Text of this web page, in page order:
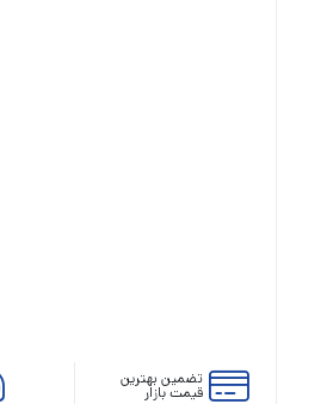
تضمین بهترین
قیمت بازار